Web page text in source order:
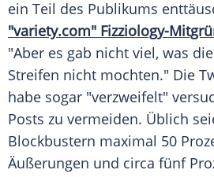
ein Teil des Publikums
"variety.com" Fizziology-
"Aber es gab nicht viel, was
Streifen nicht mochten." Die
habe sogar "verzweifelt"
Posts zu vermeiden. Üblich
Blockbustern maximal 50
Äußerungen und circa fünf